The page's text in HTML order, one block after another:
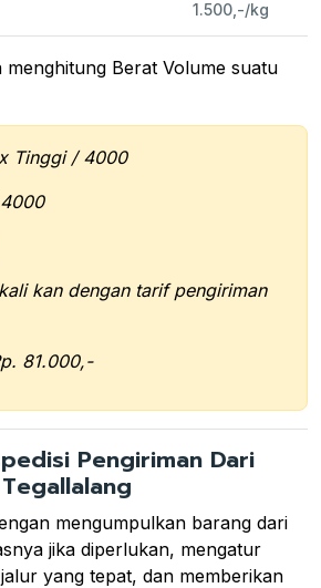
1.500,-/kg
menghitung Berat Volume suatu
Tinggi / 4000
kan dengan tarif pengiriman
81.000,-
Pengiriman Dari
mengumpulkan barang dari
jika diperlukan, mengatur
yang tepat, dan memberikan